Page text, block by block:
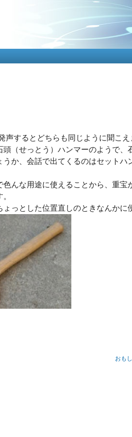
するとどちらも同じように聞こえ
（せっとう）ハンマーのようで、
か、会話で出てくるのはセットハ
んな用途に使えることから、重宝
っとした位置直しのときなんかに
おも